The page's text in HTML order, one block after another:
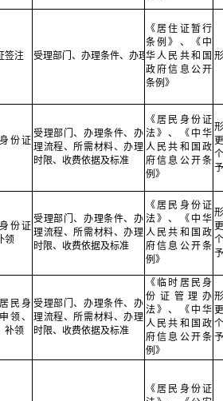
理
签注 受理部门、办理条件、办理流程、所需材料
《居住证暂行
条例》、《中
华人民共和国
政府信息公开
条例》
份证
受理部门、办理条件、办
理流程、所需材料、办理
时限、收费依据及标准
《居民身份证
法》、《中华
人民共和国政
府信息公开条
例》
份证
领
受理部门、办理条件、办
理流程、所需材料、办理
时限、收费依据及标准
《居民身份证
法》、《中华
人民共和国政
府信息公开条
例》
民身
领、
补领
受理部门、办理条件、办
理流程、所需材料、办理
时限、收费依据及标准
《临时居民身
份证管理办
法》、《中华
人民共和国政
府信息公开条
例》
《居民身份证